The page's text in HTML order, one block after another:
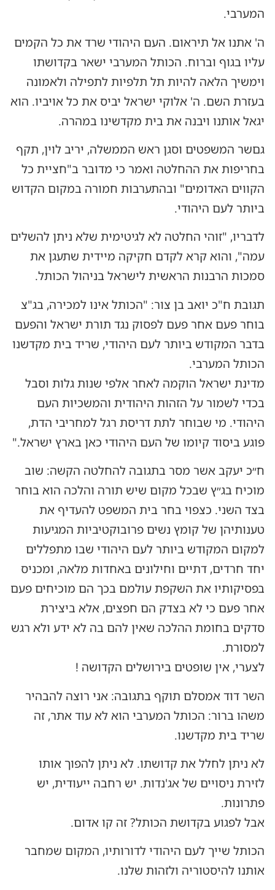
המערבי.
ה' אתנו אל תיראום. העם היהודי שרד את כל הקמים
עליו בגוף וברוח. הכותל המערבי ישאר בקדושתו
וימשיך הלאה להיות תל תלפיות לתפילה ולאמונה
בעזרת השם. ה' אלוקי ישראל יביס את כל אויביו. הוא
יגאל אותנו ויבנה את בית מקדשינו במהרה.
גםשר המשפטים וסגן ראש הממשלה, יריב לוין, תקף
בחריפות את ההחלטה ואמר כי מדובר ב"חציית כל
הקווים האדומים" ובהתערבות חמורה במקום הקדוש
ביותר לעם היהודי.
לדבריו, "זוהי החלטה לא לגיטימית שלא ניתן להשלים
עמה", והוא קרא לקדם חקיקה מיידית שתעגן את
סמכות הרבנות הראשית לישראל בניהול הכותל.
תגובת ח"כ יואב בן צור: "הכותל אינו למכירה, בג"צ
בוחר פעם אחר פעם לפסוק נגד תורת ישראל והפעם
בדבר המקודש ביותר לעם היהודי, שריד בית מקדשנו
הכותל המערבי.
מדינת ישראל הוקמה לאחר אלפי שנות גלות וסבל
בכדי לשמור על הזהות היהודית והמשכיות העם
היהודי. מי שבוחר לתת דריסת רגל למחריבי הדת,
פוגע ביסוד קיומו של העם היהודי כאן בארץ ישראל."
ח״כ יעקב אשר מסר בתגובה להחלטה הקשה: שוב
מוכיח בג״ץ שבכל מקום שיש תורה והלכה הוא בוחר
בצד השני. כצפוי בחר בית המשפט להעדיף את
טענותיהן של קומץ נשים פרובוקטיביות המגיעות
למקום המקודש ביותר לעם היהודי שבו מתפללים
יחד חרדים, דתיים וחילונים באחדות מלאה, ומכניס
בפסיקותיו את השקפת עולמם בכך הם מוכיחים פעם
אחר פעם כי לא בצדק הם חפצים, אלא ביצירת
סדקים בחומת ההלכה שאין להם בה לא ידע ולא רגש
למסורת.
לצערי, אין שופטים בירושלים הקדושה !
השר דוד אמסלם תוקף בתגובה: אני רוצה להבהיר
משהו ברור: הכותל המערבי הוא לא עוד אתר, זה
שריד בית מקדשנו.
לא ניתן לחלל את קדושתו. לא ניתן להפוך אותו
לזירת ניסויים של אג'נדות. יש רחבה ייעודית, יש
פתרונות.
אבל לפגוע בקדושת הכותל? זה קו אדום.
‏הכותל שייך לעם היהודי לדורותיו, המקום שמחבר
אותנו להיסטוריה ולזהות שלנו.